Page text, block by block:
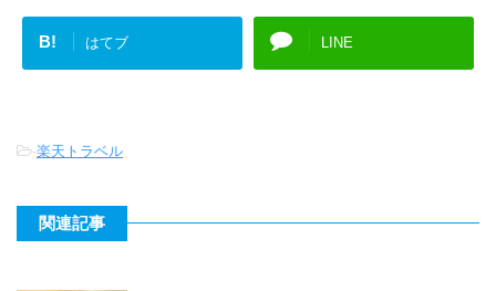
B! はてブ LINE
-楽天トラベル
関連記事